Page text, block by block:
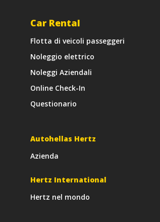
Car Rental
Flotta di veicoli passeggeri
Noleggio elettrico
Noleggi Aziendali
Online Check-In
Questionario
Autohellas Hertz
Azienda
Hertz International
Hertz nel mondo